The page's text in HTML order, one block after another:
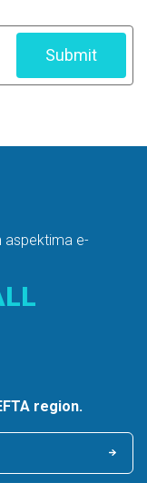
Submit
aspektima e-
region.